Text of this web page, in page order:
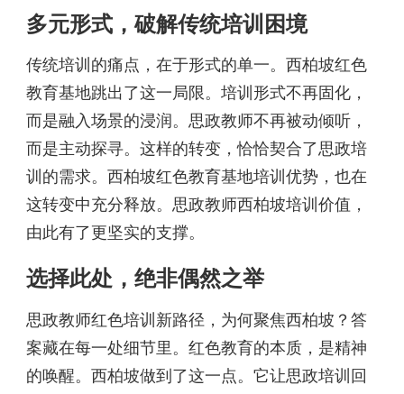
多元形式，破解传统培训困境
传统培训的痛点，在于形式的单一。西柏坡红色
教育基地跳出了这一局限。培训形式不再固化，
而是融入场景的浸润。思政教师不再被动倾听，
而是主动探寻。这样的转变，恰恰契合了思政培
训的需求。西柏坡红色教育基地培训优势，也在
这转变中充分释放。思政教师西柏坡培训价值，
由此有了更坚实的支撑。
选择此处，绝非偶然之举
思政教师红色培训新路径，为何聚焦西柏坡？答
案藏在每一处细节里。红色教育的本质，是精神
的唤醒。西柏坡做到了这一点。它让思政培训回